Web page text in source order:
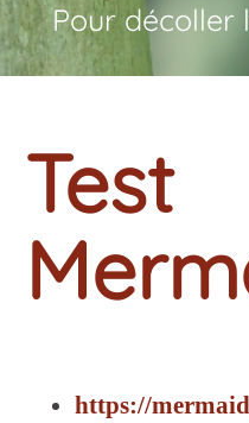
Pour décoller
Test
https://